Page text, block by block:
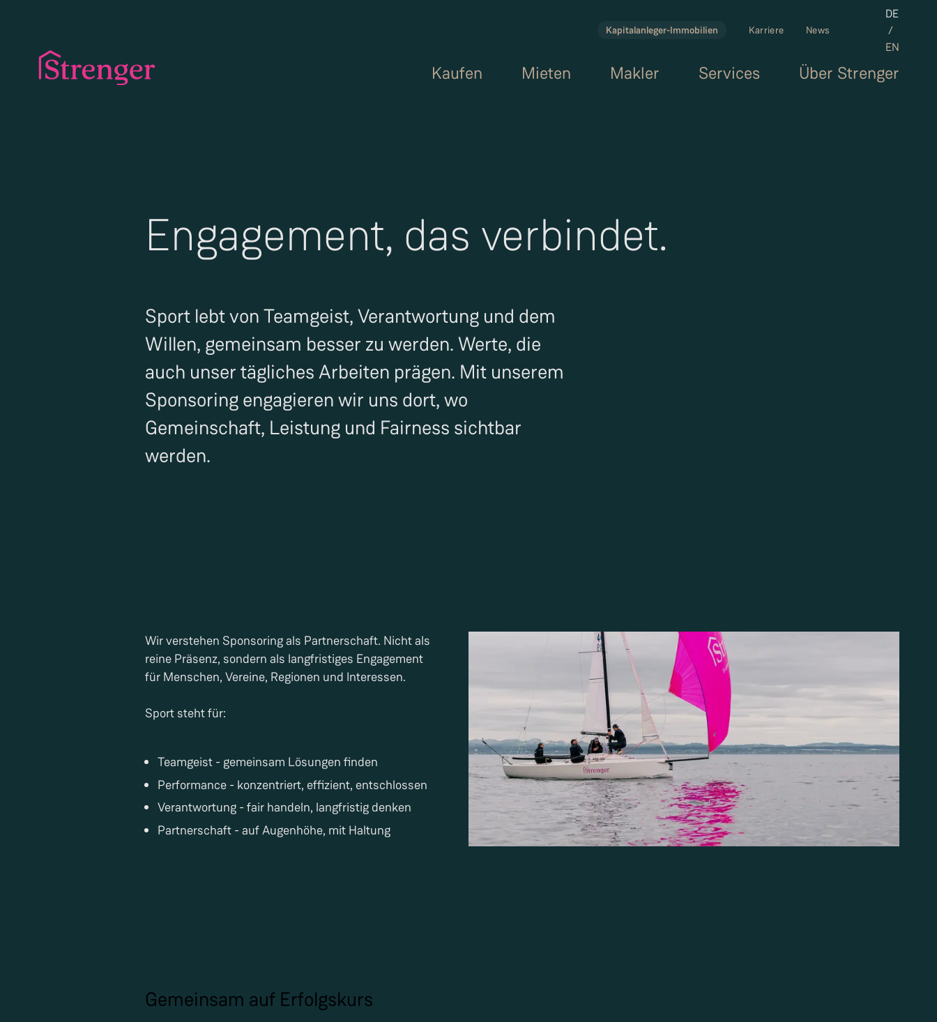
Kapitalanleger-Immobilien Karriere News
Set the
DE
/
EN
Kaufen Mieten Makler Services Über Strenger
Engagement, das verbindet.
Sport lebt von Teamgeist, Verantwortung und dem
Willen, gemeinsam besser zu werden. Werte, die
auch unser tägliches Arbeiten prägen. Mit unserem
Sponsoring engagieren wir uns dort, wo
Gemeinschaft, Leistung und Fairness sichtbar
werden.
Wir verstehen Sponsoring als Partnerschaft. Nicht als
reine Präsenz, sondern als langfristiges Engagement
für Menschen, Vereine, Regionen und Interessen.
Sport steht für:
Teamgeist - gemeinsam Lösungen finden
Performance - konzentriert, effizient, entschlossen
Verantwortung - fair handeln, langfristig denken
Partnerschaft - auf Augenhöhe, mit Haltung
Gemeinsam auf Erfolgskurs